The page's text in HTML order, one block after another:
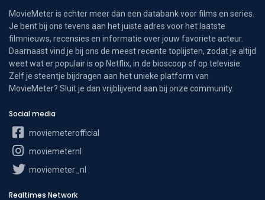
MovieMeter is echter meer dan een databank voor films en series.
Je bent bij ons tevens aan het juiste adres voor het laatste
filmnieuws, recensies en informatie over jouw favoriete acteur.
Daarnaast vind je bij ons de meest recente toplijsten, zodat je altijd
weet wat er populair is op Netflix, in de bioscoop of op televisie.
Zelf je steentje bijdragen aan het unieke platform van
MovieMeter? Sluit je dan vrijblijvend aan bij onze community.
Social media
moviemeterofficial
moviemeternl
moviemeter_nl
Realtimes Network